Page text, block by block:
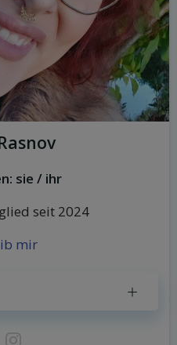
sie / ihr
seit 2024
mir